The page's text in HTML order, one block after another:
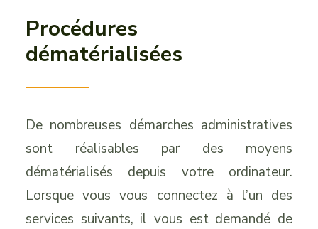
Procédures
dématérialisées
De nombreuses démarches administratives
sont réalisables par des moyens
dématérialisés depuis votre ordinateur.
Lorsque vous vous connectez à l’un des
services suivants, il vous est demandé de